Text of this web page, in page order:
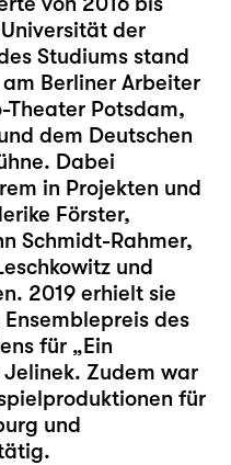
der
Studiums stand
Berliner Arbeiter
Potsdam,
dem Deutschen
Dabei
in Projekten und
Förster,
Schmidt-Rahmer,
und
2019 erhielt sie
des
für „Ein
Zudem war
für
und